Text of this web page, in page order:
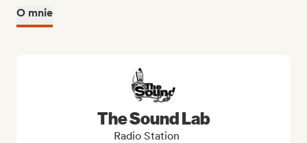
O mnie
The Sound Lab
Radio Station